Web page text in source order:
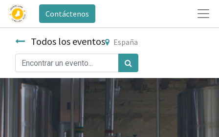
Contáctenos
Todos los eventos España